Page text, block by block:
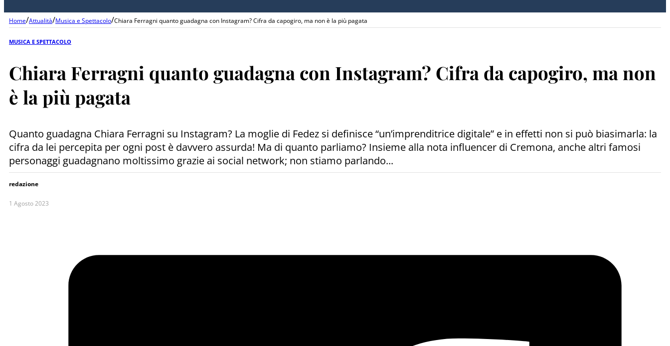
Home/Attualità/Musica e Spettacolo/Chiara Ferragni quanto guadagna con Instagram? Cifra da capogiro, ma non è la più pagata
MUSICA E SPETTACOLO
Chiara Ferragni quanto guadagna con Instagram? Cifra da capogiro, ma non
è la più pagata
Quanto guadagna Chiara Ferragni su Instagram? La moglie di Fedez si definisce “un’imprenditrice digitale” e in effetti non si può biasimarla: la
cifra da lei percepita per ogni post è davvero assurda! Ma di quanto parliamo? Insieme alla nota influencer di Cremona, anche altri famosi
personaggi guadagnano moltissimo grazie ai social network; non stiamo parlando...
redazione
1 Agosto 2023